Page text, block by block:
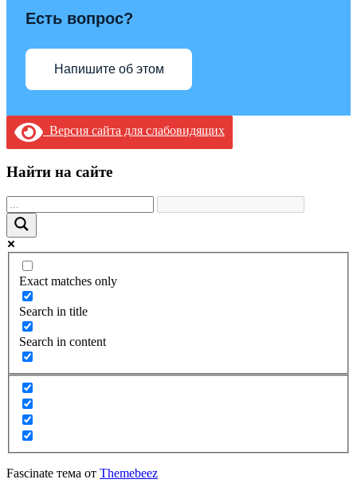
Есть вопрос?
Напишите об этом
Версия сайта для слабовидящих
Найти на сайте
Exact matches only
Search in title
Search in content
Fascinate тема от Themebeez